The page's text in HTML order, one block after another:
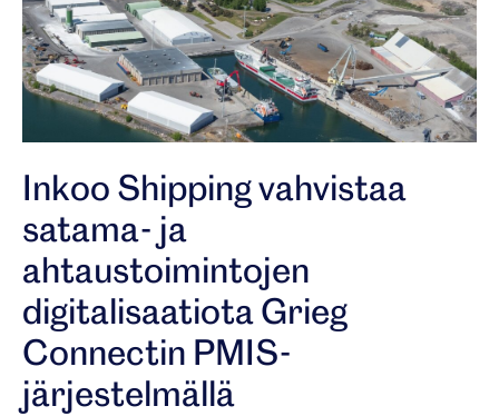
Inkoo Shipping vahvistaa
satama- ja
ahtaustoimintojen
digitalisaatiota Grieg
Connectin PMIS-
järjestelmällä